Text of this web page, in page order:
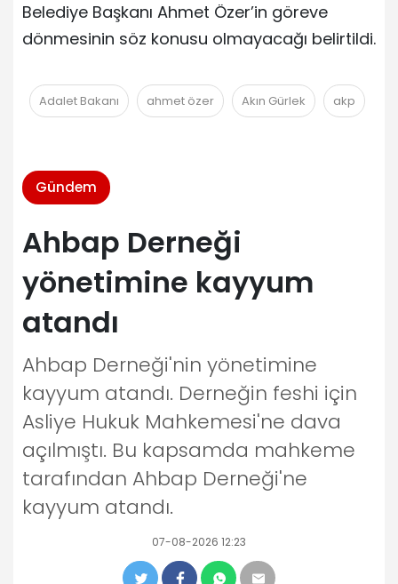
Belediye Başkanı Ahmet Özer’in göreve
dönmesinin söz konusu olmayacağı belirtildi.
Adalet Bakanı ahmet özer Akın Gürlek akp
Gündem
Ahbap Derneği
yönetimine kayyum
atandı
Ahbap Derneği'nin yönetimine
kayyum atandı. Derneğin feshi için
Asliye Hukuk Mahkemesi'ne dava
açılmıştı. Bu kapsamda mahkeme
tarafından Ahbap Derneği'ne
kayyum atandı.
07-08-2026 12:23